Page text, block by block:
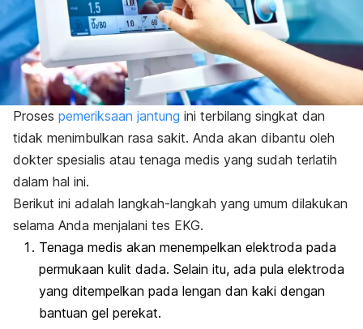
Proses pemeriksaan jantung ini terbilang singkat dan
tidak menimbulkan rasa sakit. Anda akan dibantu oleh
dokter spesialis atau tenaga medis yang sudah terlatih
dalam hal ini.
Berikut ini adalah langkah-langkah yang umum dilakukan
selama Anda menjalani tes EKG.
Tenaga medis akan menempelkan elektroda pada
permukaan kulit dada. Selain itu, ada pula elektroda
yang ditempelkan pada lengan dan kaki dengan
bantuan gel perekat.